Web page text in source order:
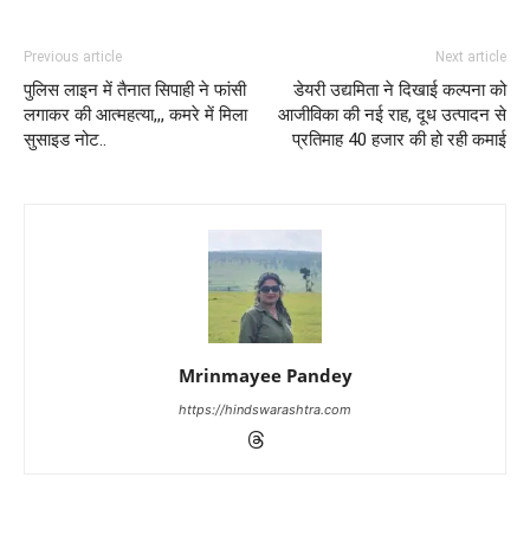
Previous article
पुलिस लाइन में तैनात सिपाही ने फांसी
लगाकर की आत्महत्या,,, कमरे में मिला
सुसाइड नोट..
Next article
डेयरी उद्यमिता ने दिखाई कल्पना को
आजीविका की नई राह, दूध उत्पादन से
प्रतिमाह 40 हजार की हो रही कमाई
Mrinmayee Pandey
https://hindswarashtra.com